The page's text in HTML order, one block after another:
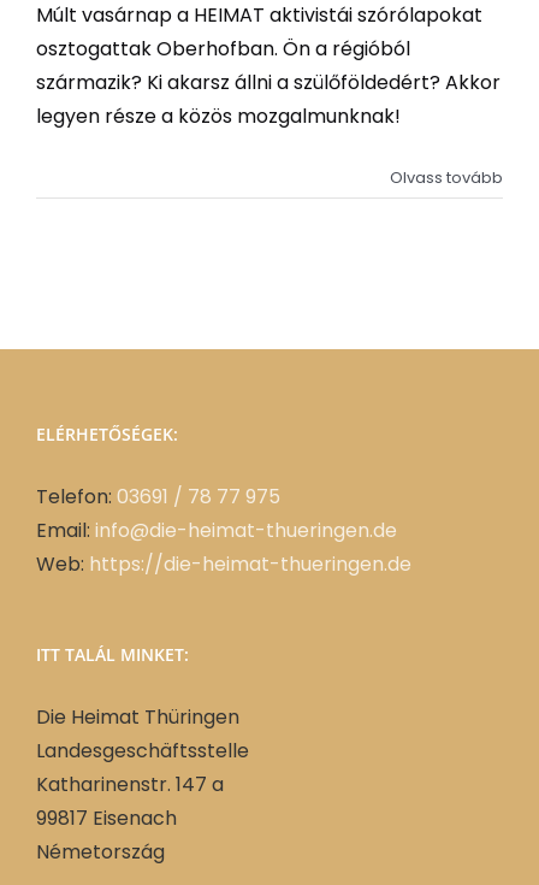
Múlt vasárnap a HEIMAT aktivistái szórólapokat
osztogattak Oberhofban. Ön a régióból
származik? Ki akarsz állni a szülőföldedért? Akkor
legyen része a közös mozgalmunknak!
Olvass tovább
ELÉRHETŐSÉGEK:
Telefon: 03691 / 78 77 975
Email: info@die-heimat-thueringen.de
Web: https://die-heimat-thueringen.de
ITT TALÁL MINKET:
Die Heimat Thüringen
Landesgeschäftsstelle
Katharinenstr. 147 a
99817 Eisenach
Németország